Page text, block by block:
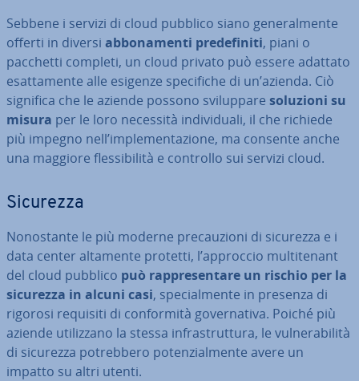
Sebbene i servizi di cloud pubblico siano ge­ne­ral­men­te
offerti in diversi ab­bo­na­men­ti pre­de­fi­ni­ti, piani o
pacchetti completi, un cloud privato può essere adattato
esat­ta­men­te alle esigenze spe­ci­fi­che di un’azienda. Ciò
significa che le aziende possono svi­lup­pa­re soluzioni su
misura per le loro necessità in­di­vi­dua­li, il che richiede
più impegno nell’im­ple­men­ta­zio­ne, ma consente anche
una maggiore fles­si­bi­li­tà e controllo sui servizi cloud.
Sicurezza
No­no­stan­te le più moderne pre­cau­zio­ni di sicurezza e i
data center altamente protetti, l’approccio mul­ti­te­nant
del cloud pubblico può rap­pre­sen­ta­re un rischio per la
sicurezza in alcuni casi, spe­cial­men­te in presenza di
rigorosi requisiti di con­for­mi­tà go­ver­na­ti­va. Poiché più
aziende uti­liz­za­no la stessa in­fra­strut­tu­ra, le vul­ne­ra­bi­li­tà
di sicurezza po­treb­be­ro po­ten­zial­men­te avere un
impatto su altri utenti.